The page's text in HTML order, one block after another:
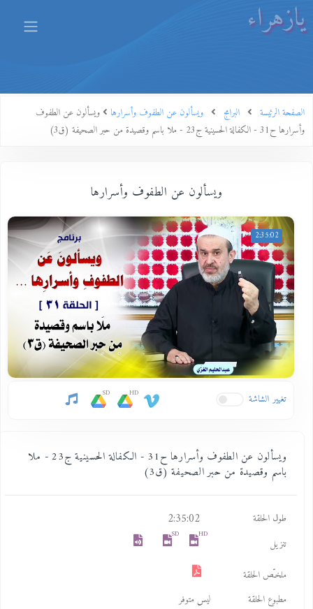
يازهراء
الصفحة الرئيسة البرامج ويسألون عن الطفوف وأسرارها
ويسألون عن الطفوف
وأسرارها ح31 - الكفالة الحسينية ج23 - ملا باسم وقصيدة من حبر الصحيفة (ق3)
ويسألون عن الطفوف وأسرارها
2:35:02
تغيير الشاشة HD
SD
ويسألون عن الطفوف وأسرارها ح31 - الكفالة الحسينية ج23 - ملا
باسم وقصيدة من حبر الصحيفة (ق3)
طول الحلقة 2:35:02
تنزيل
HD
SD
ملخـّص الحلقة
مطبوع الحلقة
ليس متوفر